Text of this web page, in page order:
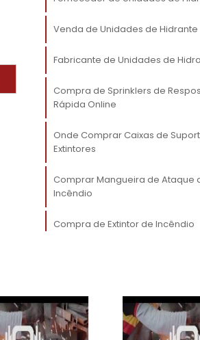
Venda de Unidades de Hidrante
Fabricante de Unidades de
Compra de Sprinklers de
Rápida Online
Onde Comprar Caixas de
Extintores
Comprar Mangueira de Ataque
Incêndio
Compra de Extintor de Incêndio